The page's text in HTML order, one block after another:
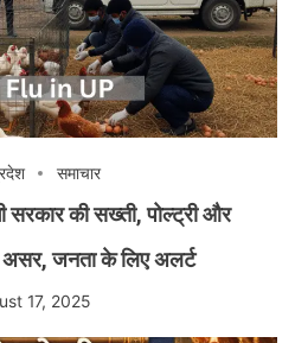
समाचार
की सख्ती, पोल्ट्री और
असर, जनता के लिए अलर्ट
17, 2025